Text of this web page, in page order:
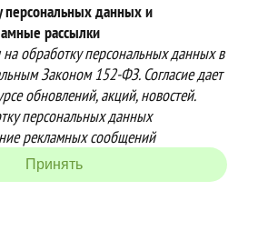
персональных данных и
рассылки
обработку персональных данных в
Законом 152-ФЗ. Согласие дает
обновлений, акций, новостей.
персональных данных
рекламных сообщений
Принять
А
Доставка
Наша компания осуществляет
бесплатную
доставку до терминалов транспортных
компаний.